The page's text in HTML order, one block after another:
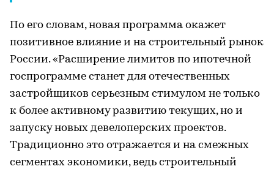
По его словам, новая программа окажет
позитивное влияние и на строительный рынок
России. «Расширение лимитов по ипотечной
госпрограмме станет для отечественных
застройщиков серьезным стимулом не только
к более активному развитию текущих, но и
запуску новых девелоперских проектов.
Традиционно это отражается и на смежных
сегментах экономики, ведь строительный